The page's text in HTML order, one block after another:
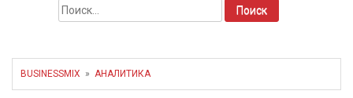
-Курсовые колебания:
как защитить свой бизнес?
Найти:
BUSINESSMIX » АНАЛИТИКА